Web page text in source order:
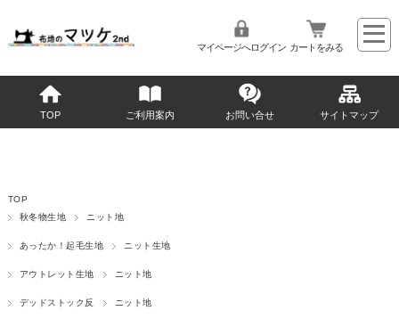
マイページへログイン カートをみる
TOP ご利用案内 お問い合せ サイトマップ
TOP
秋冬物生地
ニット地
あったか！起毛生地 ニット生地
アウトレット生地 ニット地
デッドストック反 ニット地